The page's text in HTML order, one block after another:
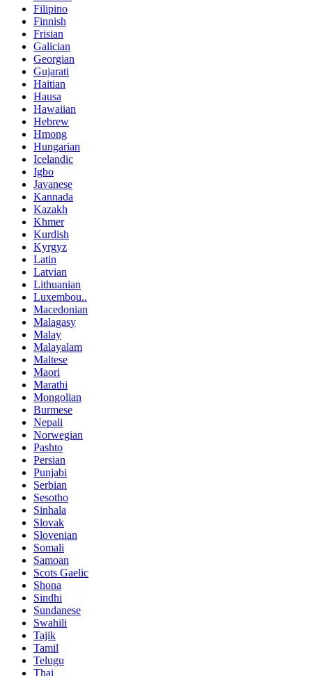
Filipino
Finnish
Frisian
Galician
Georgian
Gujarati
Haitian
Hausa
Hawaiian
Hebrew
Hmong
Hungarian
Icelandic
Igbo
Javanese
Kannada
Kazakh
Khmer
Kurdish
Kyrgyz
Latin
Latvian
Lithuanian
Luxembou..
Macedonian
Malagasy
Malay
Malayalam
Maltese
Maori
Marathi
Mongolian
Burmese
Nepali
Norwegian
Pashto
Persian
Punjabi
Serbian
Sesotho
Sinhala
Slovak
Slovenian
Somali
Samoan
Scots Gaelic
Shona
Sindhi
Sundanese
Swahili
Tajik
Tamil
Telugu
Thai